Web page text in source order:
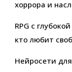
хоррора и
RPG с
кто любит
Нейросети